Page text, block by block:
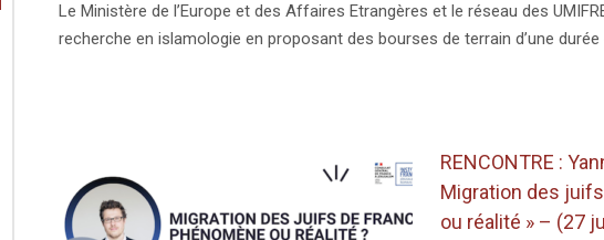
Le Ministère de l’Europe et des Affaires Etrangères et le réseau des
recherche en islamologie en proposant des bourses de terrain d’une durée
RENCONTRE :
Migration des
ou réalité » – (27